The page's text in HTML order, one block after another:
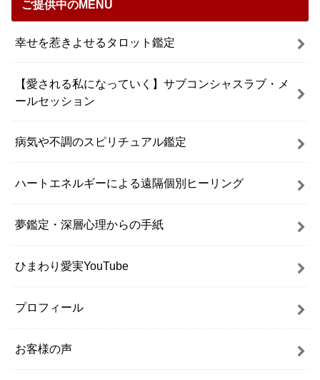
ご提供中のMENU
幸せを惹きよせるタロット鑑定
【愛される私になっていく】サブコンシャスラブ・メ
ールセッション
病気や不調のスピリチュアル鑑定
ハートエネルギーによる遠隔個別ヒーリング
夢鑑定・深層心理からの手紙
ひまわり愛実YouTube
プロフィール
お客様の声